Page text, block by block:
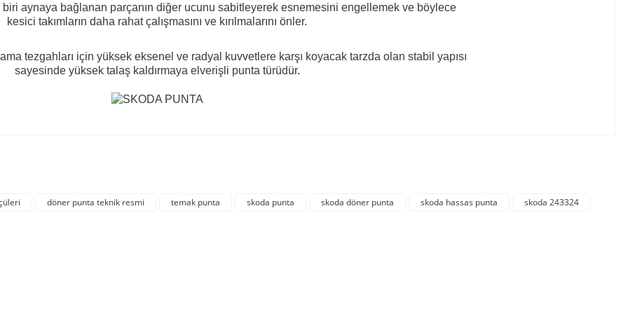
biri aynaya bağlanan parçanın diğer ucunu sabitleyerek esnemesini engellemek ve böylece
kesici takımların daha rahat çalışmasını ve kırılmalarını önler.
tezgahları için yüksek eksenel ve radyal kuvvetlere karşı koyacak tarzda olan stabil yapısı
sayesinde yüksek talaş kaldırmaya elverişli punta türüdür.
döner punta teknik resmi temak punta skoda punta skoda döner punta skoda hassas punta skoda 243324